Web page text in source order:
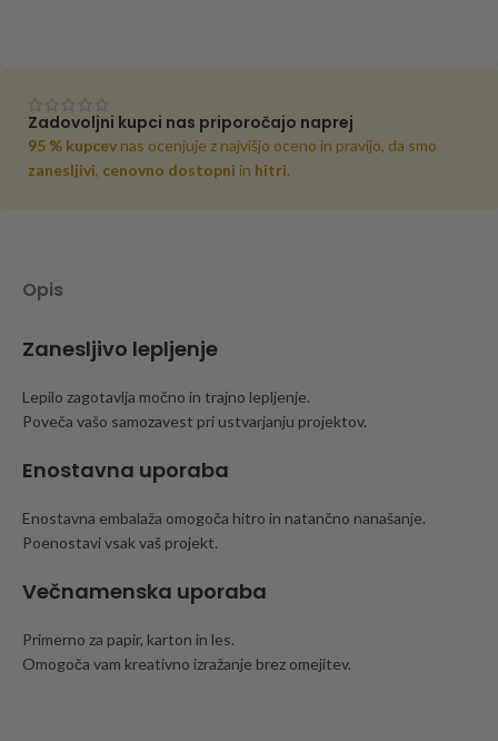
Zadovoljni kupci nas priporočajo naprej
95 % kupcev nas ocenjuje z najvišjo oceno in pravijo, da smo
zanesljivi, cenovno dostopni in hitri.
Opis
Zanesljivo lepljenje
Lepilo zagotavlja močno in trajno lepljenje.
Poveča vašo samozavest pri ustvarjanju projektov.
Enostavna uporaba
Enostavna embalaža omogoča hitro in natančno nanašanje.
Poenostavi vsak vaš projekt.
Večnamenska uporaba
Primerno za papir, karton in les.
Omogoča vam kreativno izražanje brez omejitev.